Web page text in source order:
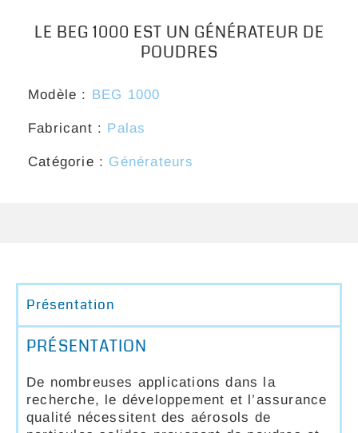
LE BEG 1000 EST UN GÉNÉRATEUR DE
POUDRES
Modèle : BEG 1000
Fabricant : Palas
Catégorie : Générateurs
Présentation
PRÉSENTATION
De nombreuses applications dans la
recherche, le développement et l’assurance
qualité nécessitent des aérosols de